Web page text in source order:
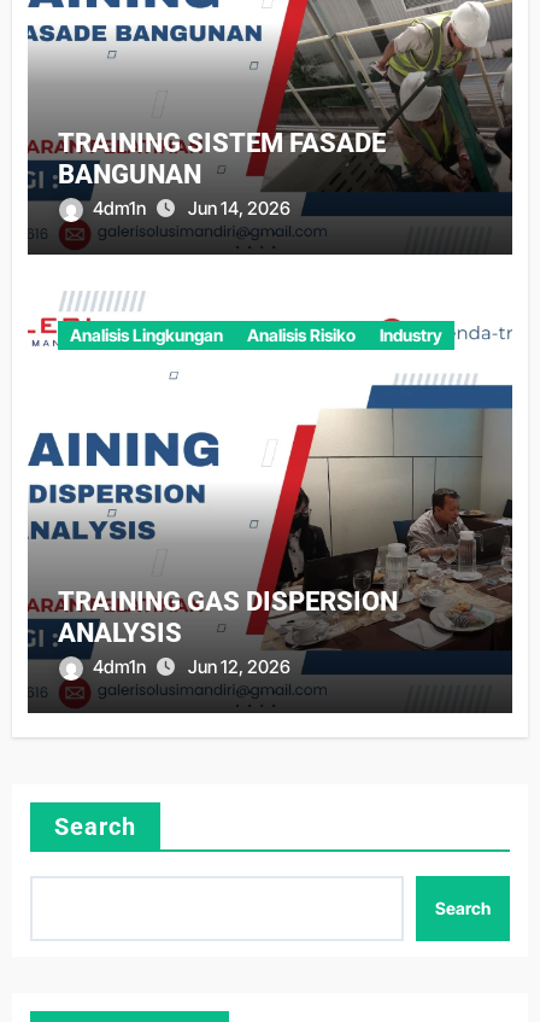
TRAINING SISTEM FASADE
BANGUNAN
4dm1n Jun 14, 2026
Analisis Lingkungan Analisis Risiko Industry
TRAINING GAS DISPERSION
ANALYSIS
4dm1n Jun 12, 2026
Search
Search